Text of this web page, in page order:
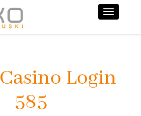
Login
585